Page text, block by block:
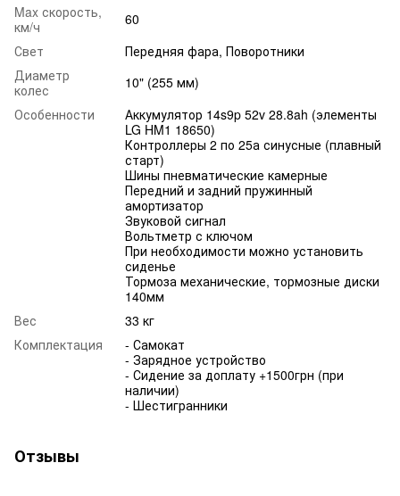
Max скорость,
км/ч
60
Свет
Передняя фара, Поворотники
Диаметр
колес
10" (255 мм)
Особенности
Аккумулятор 14s9p 52v 28.8ah (элементы
LG HM1 18650)
Контроллеры 2 по 25а синусные (плавный
старт)
Шины пневматические камерные
Передний и задний пружинный
амортизатор
Звуковой сигнал
Вольтметр с ключом
При необходимости можно установить
сиденье
Тормоза механические, тормозные диски
140мм
Вес
33 кг
Комплектация
- Самокат
- Зарядное устройство
- Сидение за доплату +1500грн (при
наличии)
- Шестигранники
Отзывы